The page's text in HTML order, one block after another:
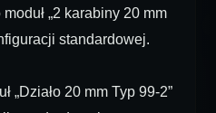
„2 karabiny 20 mm
standardowej.
„Działo 20 mm Typ 99-2”